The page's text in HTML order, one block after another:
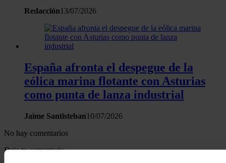
Redacción13/07/2026
España afronta el despegue de la
eólica marina flotante con Asturias
como punta de lanza industrial
Jaime Santisteban10/07/2026
No hay comentarios
Deja tu comentario